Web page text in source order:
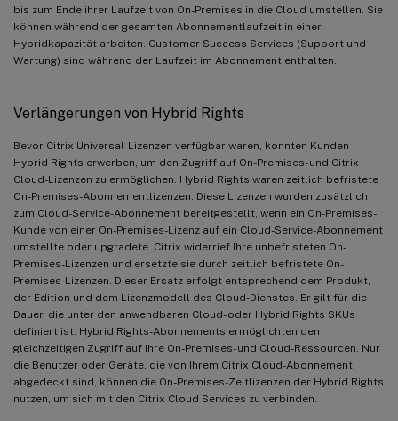
bis zum Ende ihrer Laufzeit von On-Premises in die Cloud umstellen. Sie
können während der gesamten Abonnementlaufzeit in einer
Hybridkapazität arbeiten. Customer Success Services (Support und
Wartung) sind während der Laufzeit im Abonnement enthalten.
Verlängerungen von Hybrid Rights
Bevor Citrix Universal-Lizenzen verfügbar waren, konnten Kunden
Hybrid Rights erwerben, um den Zugriff auf On-Premises- und Citrix
Cloud-Lizenzen zu ermöglichen. Hybrid Rights waren zeitlich befristete
On-Premises-Abonnementlizenzen. Diese Lizenzen wurden zusätzlich
zum Cloud-Service-Abonnement bereitgestellt, wenn ein On-Premises-
Kunde von einer On-Premises-Lizenz auf ein Cloud-Service-Abonnement
umstellte oder upgradete. Citrix widerrief Ihre unbefristeten On-
Premises-Lizenzen und ersetzte sie durch zeitlich befristete On-
Premises-Lizenzen. Dieser Ersatz erfolgt entsprechend dem Produkt,
der Edition und dem Lizenzmodell des Cloud-Dienstes. Er gilt für die
Dauer, die unter den anwendbaren Cloud- oder Hybrid Rights SKUs
definiert ist. Hybrid Rights-Abonnements ermöglichten den
gleichzeitigen Zugriff auf Ihre On-Premises- und Cloud-Ressourcen. Nur
die Benutzer oder Geräte, die von Ihrem Citrix Cloud-Abonnement
abgedeckt sind, können die On-Premises-Zeitlizenzen der Hybrid Rights
nutzen, um sich mit den Citrix Cloud Services zu verbinden.